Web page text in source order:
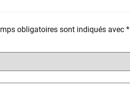
obligatoires sont indiqués avec *